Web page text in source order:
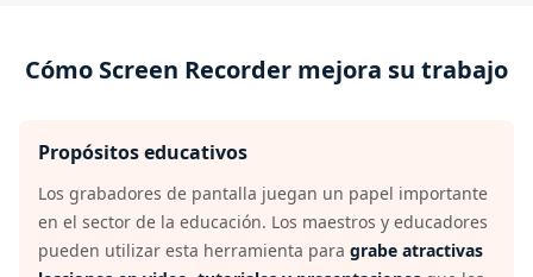
Cómo Screen Recorder mejora su trabajo
Propósitos educativos
Los grabadores de pantalla juegan un papel importante
en el sector de la educación. Los maestros y educadores
pueden utilizar esta herramienta para grabe atractivas